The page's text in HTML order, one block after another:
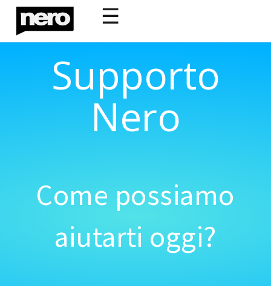
☰
Supporto
Nero
Come possiamo
aiutarti oggi?